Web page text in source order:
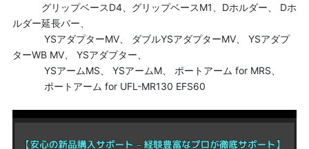
グリップベースD4、グリップベースM1、Dホルダー、 Dホ
ルダー延長バー、
YSアダプターMV、 ダブルYSアダプターMV、 YSアダプ
ターWB MV、 YSアダプター、
YSアームMS、 YSアームM、 ポートアーム for MRS、
ポートアーム for UFL-MR130 EFS60